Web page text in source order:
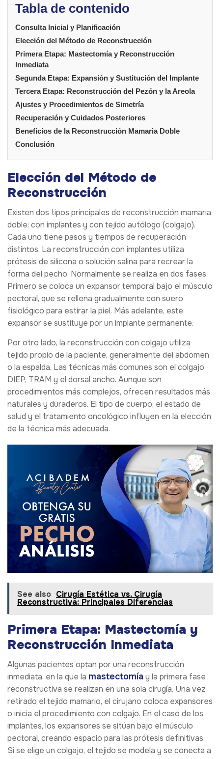
Tabla de contenido
Consulta Inicial y Planificación
Elección del Método de Reconstrucción
Primera Etapa: Mastectomía y Reconstrucción
Inmediata
Segunda Etapa: Expansión y Sustitución del Implante
Tercera Etapa: Reconstrucción del Pezón y la Areola
Ajustes y Procedimientos de Simetría
Recuperación y Cuidados Posteriores
Beneficios de la Reconstrucción Mamaria Doble
Conclusión
Elección del Método de
Reconstrucción
Existen dos tipos principales de reconstrucción mamaria
doble: con implantes y con tejido autólogo (colgajo).
Cada uno tiene pasos y tiempos de recuperación
distintos. La reconstrucción con implantes utiliza
prótesis de silicona o solución salina para recrear la
forma del pecho. Normalmente se realiza en dos fases.
Primero se coloca un expansor temporal bajo el músculo
pectoral, que se rellena gradualmente con suero
fisiológico para estirar la piel. Más adelante, este
expansor se sustituye por un implante permanente.
Por otro lado, la reconstrucción con colgajo utiliza
tejido propio de la paciente, generalmente del abdomen
o la espalda. Las técnicas más comunes son el colgajo
DIEP, TRAM y el dorsal ancho. Aunque son
procedimientos más complejos, ofrecen resultados más
naturales y duraderos. El tipo de cuerpo, el estado de
salud y el tratamiento oncológico influyen en la elección
de la técnica más adecuada.
See also Cirugía Estética vs. Cirugía
Reconstructiva: Principales Diferencias
Primera Etapa: Mastectomía y
Reconstrucción Inmediata
Algunas pacientes optan por una reconstrucción
inmediata, en la que la mastectomíay la primera fase
reconstructiva se realizan en una sola cirugía. Una vez
retirado el tejido mamario, el cirujano coloca expansores
o inicia el procedimiento con colgajo. En el caso de los
implantes, los expansores se sitúan bajo el músculo
pectoral, creando espacio para las prótesis definitivas.
Si se elige un colgajo, el tejido se modela y se conecta a